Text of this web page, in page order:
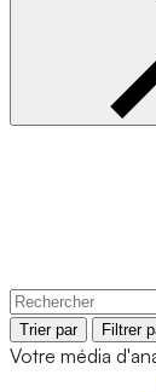
Trier par Filtrer
Votre média